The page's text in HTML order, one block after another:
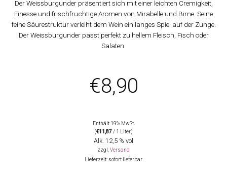
Der Weissburgunder präsentiert sich mit einer leichten Cremigkeit,
Finesse und frischfruchtige Aromen von Mirabelle und Birne. Seine
feine Säurestruktur verleiht dem Wein ein langes Spiel auf der Zunge.
Der Weissburgunder passt perfekt zu hellem Fleisch, Fisch oder
Salaten.
€8,90
Enthält 19% MwSt.
(€11,87 / 1 Liter)
Alk. 12,5 % vol
zzgl.Versand
Lieferzeit: sofort lieferbar